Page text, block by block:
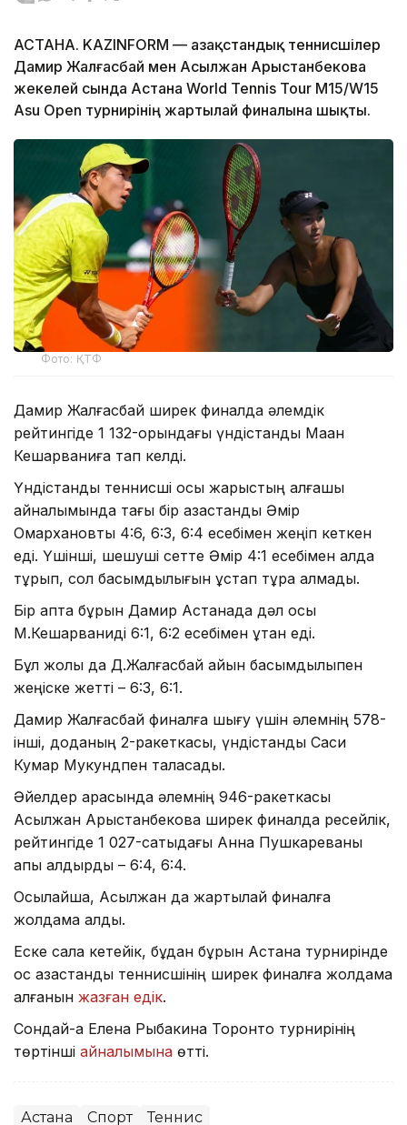
АСТАНА. KAZINFORM — Қазақстандық теннисшілер
Дамир Жалғасбай мен Асылжан Арыстанбекова
жекелей сында Астана World Tennis Tour M15/W15
Asu Open турнирінің жартылай финалына шықты.
Фото: ҚТФ
Дамир Жалғасбай ширек финалда әлемдік
рейтингіде 1 132-орындағы үндістандық Маан
Кешарваниға тап келді.
Үндістандық теннисші осы жарыстың алғашқы
айналымында тағы бір қазақстандық Әмір
Омархановты 4:6, 6:3, 6:4 есебімен жеңіп кеткен
еді. Үшінші, шешуші сетте Әмір 4:1 есебімен алда
тұрып, сол басымдылығын ұстап тұра алмады.
Бір апта бұрын Дамир Астанада дәл осы
М.Кешарваниді 6:1, 6:2 есебімен ұтқан еді.
Бұл жолы да Д.Жалғасбай айқын басымдылықпен
жеңіске жетті – 6:3, 6:1.
Дамир Жалғасбай финалға шығу үшін әлемнің 578-
інші, доданың 2-ракеткасы, үндістандық Саси
Кумар Мукундпен таласады.
Әйелдер арасында әлемнің 946-ракеткасы
Асылжан Арыстанбекова ширек финалда ресейлік,
рейтингіде 1 027-сатыдағы Анна Пушкареваны
қапы қалдырды – 6:4, 6:4.
Осылайша, Асылжан да жартылай финалға
жолдама алды.
Еске сала кетейік, бұдан бұрын Астана турнирінде
қос қазақстандық теннисшінің ширек финалға жолдама
алғанын жазған едік.
Сондай-ақ Елена Рыбакина Торонто турнирінің
төртінші айналымына өтті.
Астана Спорт Теннис